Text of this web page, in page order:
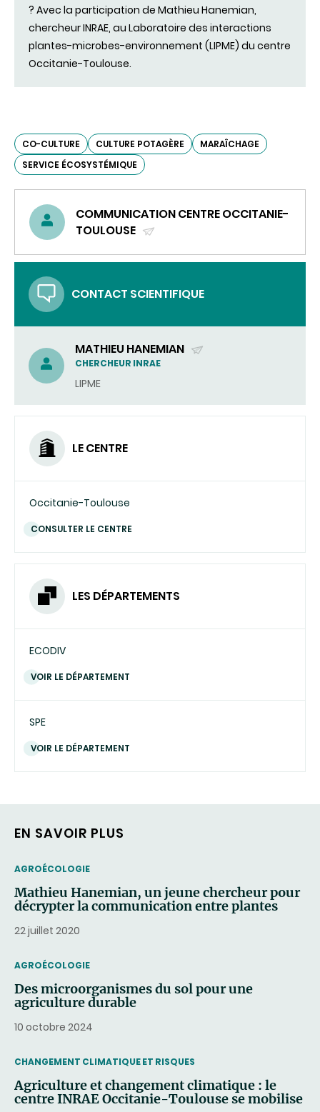
? Avec la participation de Mathieu Hanemian,
chercheur INRAE, au Laboratoire des interactions
plantes-microbes-environnement (LIPME) du centre
Occitanie-Toulouse.
CO-CULTURE CULTURE POTAGÈRE
MARAÎCHAGE
SERVICE ÉCOSYSTÉMIQUE
COMMUNICATION CENTRE OCCITANIE-
TOULOUSE
UN
CONTACT SCIENTIFIQUE
MATHIEU HANEMIAN
(ENVOYER
UN
CHERCHEUR INRAE
LIPME
LE CENTRE
Occitanie-Toulouse
CONSULTER LE CENTRE
LES DÉPARTEMENTS
ECODIV
VOIR LE DÉPARTEMENT
SPE
VOIR LE DÉPARTEMENT
EN SAVOIR PLUS
THEMATIC
AGROÉCOLOGIE
Mathieu Hanemian, un jeune chercheur pour
décrypter la communication entre plantes
22 juillet 2020
THEMATIC
AGROÉCOLOGIE
Des microorganismes du sol pour une
agriculture durable
10 octobre 2024
THEMATIC
CHANGEMENT CLIMATIQUE ET RISQUES
Agriculture et changement climatique : le
centre INRAE Occitanie-Toulouse se mobilise